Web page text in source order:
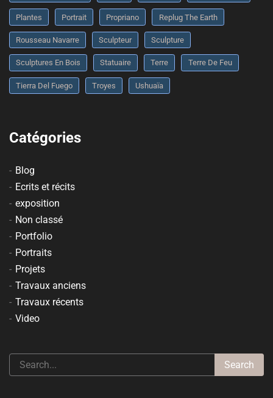
Plantes Portrait Propriano Replug The Earth
Rousseau Navarre Sculpteur Sculpture
Sculptures En Bois Statuaire Terre Terre De Feu
Tierra Del Fuego Troyes Ushuaïa
Catégories
Blog
Ecrits et récits
exposition
Non classé
Portfolio
Portraits
Projets
Travaux anciens
Travaux récents
Video